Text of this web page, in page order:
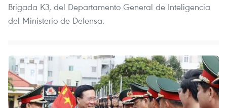
Brigada K3, del Departamento General de Inteligencia
del Ministerio de Defensa.